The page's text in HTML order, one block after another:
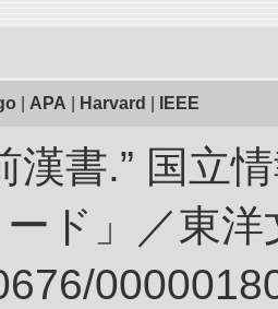
APA Harvard IEEE
漢書.” 国立
ド」／東洋